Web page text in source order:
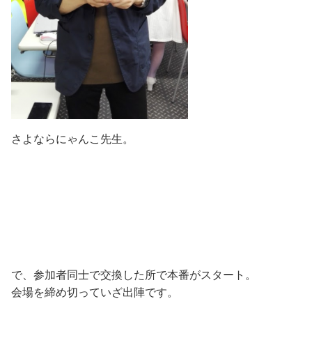
さよならにゃんこ先生。
で、参加者同士で交換した所で本番がスタート。
会場を締め切っていざ出陣です。